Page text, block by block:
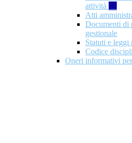
attività 77
Atti
Documenti di
gestionale
Statuti e leggi
Codice
Oneri informativi